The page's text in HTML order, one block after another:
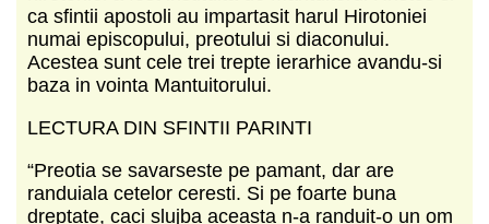
ca sfintii apostoli au impartasit harul Hirotoniei
numai episcopului, preotului si diaconului.
Acestea sunt cele trei trepte ierarhice avandu-si
baza in vointa Mantuitorului.
LECTURA DIN SFINTII PARINTI
“Preotia se savarseste pe pamant, dar are
randuiala cetelor ceresti. Si pe foarte buna
dreptate, caci slujba aceasta n-a randuit-o un om